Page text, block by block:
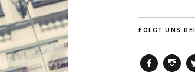
FOLGT UNS BEI